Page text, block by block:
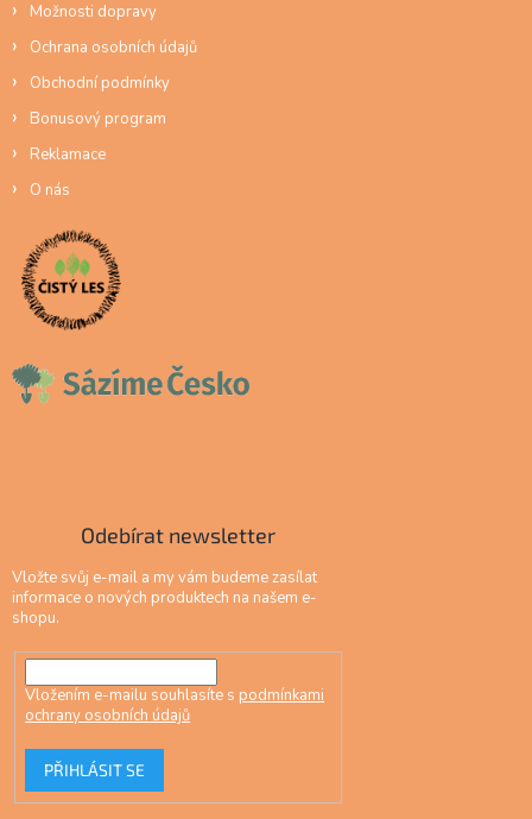
Možnosti dopravy
Ochrana osobních údajů
Obchodní podmínky
Bonusový program
Reklamace
O nás
Odebírat newsletter
Vložte svůj e-mail a my vám budeme zasílat
informace o nových produktech na našem e-
shopu.
Vložením e-mailu souhlasíte s podmínkami
ochrany osobních údajů
PŘIHLÁSIT SE